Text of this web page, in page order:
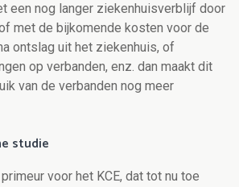
een nog langer ziekenhuisverblijf door
met de bijkomende kosten voor de
ontslag uit het ziekenhuis, of
op verbanden, enz. dan maakt dit
van de verbanden nog meer
studie
voor het KCE, dat tot nu toe